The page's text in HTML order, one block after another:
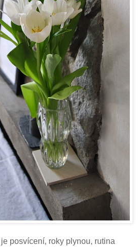
posvícení, roky plynou, rutina